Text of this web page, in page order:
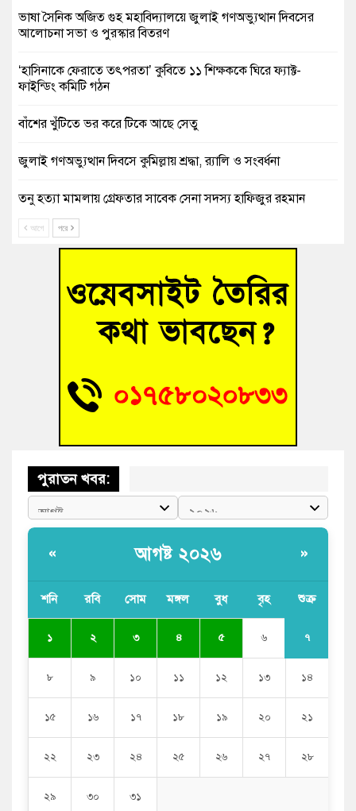
ভাষা সৈনিক অজিত গুহ মহাবিদ্যালয়ে জুলাই গণঅভ্যুত্থান দিবসের
আলোচনা সভা ও পুরস্কার বিতরণ
‘হাসিনাকে ফেরাতে তৎপরতা’ কুবিতে ১১ শিক্ষককে ঘিরে ফ্যাক্ট-
ফাইন্ডিং কমিটি গঠন
বাঁশের খুঁটিতে ভর করে টিকে আছে সেতু
জুলাই গণঅভ্যুত্থান দিবসে কুমিল্লায় শ্রদ্ধা, র‍্যালি ও সংবর্ধনা
তনু হত্যা মামলায় গ্রেফতার সাবেক সেনা সদস্য হাফিজুর রহমান
আহত শিক্ষার্থীদের দেখতে গিয়ে মেডিকেলের ক্যান্টিনে অবরুদ্ধ জবি
হোমনায় বিধবা নারীর জমি দখল ও জীবননাশের হুমকির অভিযোগ
বুড়িচংয়ে অতিথি পাখির আবাসস্থল সংরক্ষণে প্রশাসনের উদ্যোগ; ৯
বুড়িচংয়ে জুলাই গণঅভ্যুত্থান দিবস উদযাপন উপলক্ষে প্রস্তুতিমূলক
আগে পরে
পুরাতন খবর:
« আগষ্ট ২০২৬ »
শনি রবি সোম মঙ্গল বুধ বৃহ শুক্র
১ ২ ৩ ৪ ৫ ৬ ৭
৮ ৯ ১০ ১১ ১২ ১৩ ১৪
১৫ ১৬ ১৭ ১৮ ১৯ ২০ ২১
২২ ২৩ ২৪ ২৫ ২৬ ২৭ ২৮
২৯ ৩০ ৩১